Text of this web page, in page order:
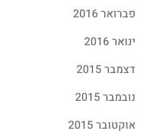
פברואר 2016
ינואר 2016
דצמבר 2015
נובמבר 2015
אוקטובר 2015